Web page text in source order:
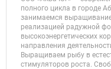
полного цикла в городе
занимаемся
реализацией радужной
высокоэнергетических
направления
Выращиваем рыбу в
стимуляторов роста.